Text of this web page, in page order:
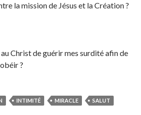
la mission de Jésus et la Création ?
Christ de guérir mes surdité afin de
?
INTIMITÉ MIRACLE SALUT